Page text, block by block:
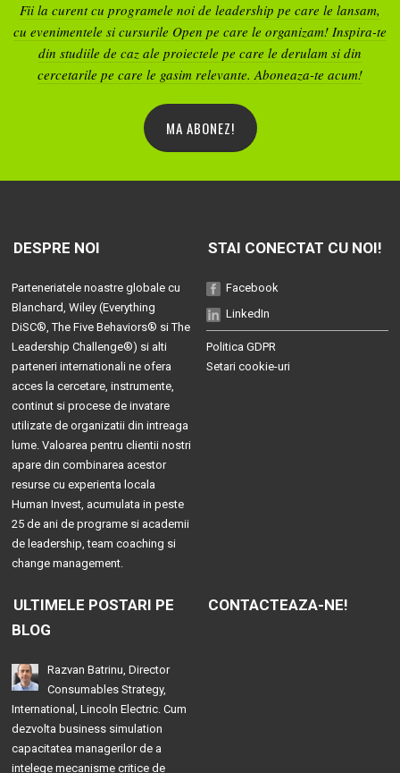
Fii la curent cu programele noi de leadership pe care le lansam,
cu evenimentele si cursurile Open pe care le organizam! Inspira-te
din studiile de caz ale proiectele pe care le derulam si din
cercetarile pe care le gasim relevante. Aboneaza-te acum!
MA ABONEZ!
DESPRE NOI
Parteneriatele noastre globale cu
Blanchard, Wiley (Everything
DiSC®,The Five Behaviors® siThe
Leadership Challenge®) si alti
parteneri internationali ne ofera
acces la cercetare, instrumente,
continut si procese de invatare
utilizate de organizatii din intreaga
lume. Valoarea pentru clientii nostri
apare din combinarea acestor
resurse cu experienta locala
Human Invest, acumulata in peste
25 de ani de programe si academii
de leadership, team coaching si
change management.
STAI CONECTAT CU NOI!
Facebook
LinkedIn
Politica GDPR
Setari cookie-uri
ULTIMELE POSTARI PE
BLOG
Razvan Batrinu, Director
Consumables Strategy,
International, Lincoln Electric. Cum
dezvolta business simulation
capacitatea managerilor de a
intelege mecanisme critice de
CONTACTEAZA-NE!